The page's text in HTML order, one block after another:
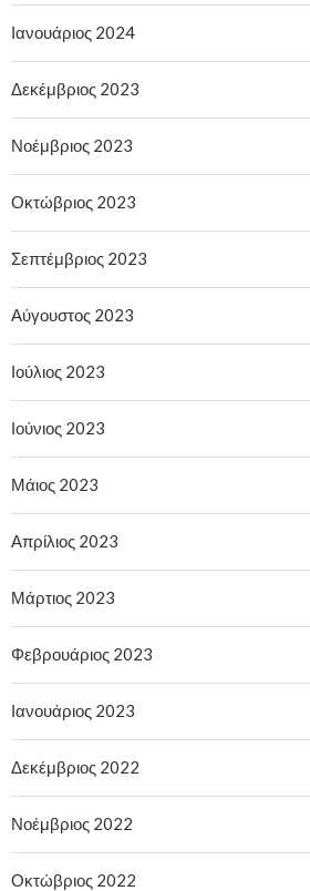
Ιανουάριος 2024
Δεκέμβριος 2023
Νοέμβριος 2023
Οκτώβριος 2023
Σεπτέμβριος 2023
Αύγουστος 2023
Ιούλιος 2023
Ιούνιος 2023
Μάιος 2023
Απρίλιος 2023
Μάρτιος 2023
Φεβρουάριος 2023
Ιανουάριος 2023
Δεκέμβριος 2022
Νοέμβριος 2022
Οκτώβριος 2022